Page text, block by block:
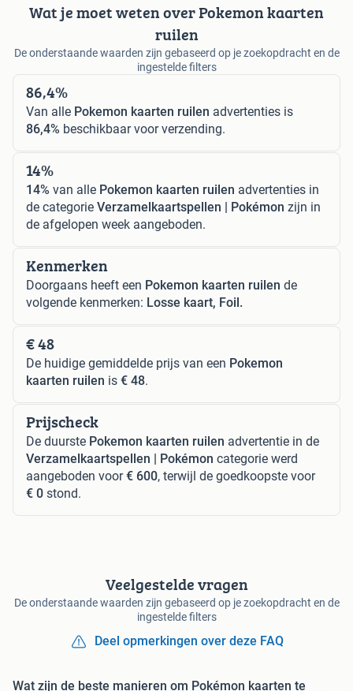
Wat je moet weten over Pokemon kaarten
ruilen
De onderstaande waarden zijn gebaseerd op je zoekopdracht en de
ingestelde filters
86,4%
Van alle Pokemon kaarten ruilen advertenties is
86,4% beschikbaar voor verzending.
14%
14% van alle Pokemon kaarten ruilen advertenties in
de categorie Verzamelkaartspellen | Pokémon zijn in
de afgelopen week aangeboden.
Kenmerken
Doorgaans heeft een Pokemon kaarten ruilen de
volgende kenmerken: Losse kaart, Foil.
€ 48
De huidige gemiddelde prijs van een Pokemon
kaarten ruilen is € 48.
Prijscheck
De duurste Pokemon kaarten ruilen advertentie in de
Verzamelkaartspellen | Pokémon categorie werd
aangeboden voor€ 600, terwijl de goedkoopste voor
€ 0 stond.
Veelgestelde vragen
De onderstaande waarden zijn gebaseerd op je zoekopdracht en de
ingestelde filters
Deel opmerkingen over deze FAQ
Wat zijn de beste manieren om Pokémon kaarten te